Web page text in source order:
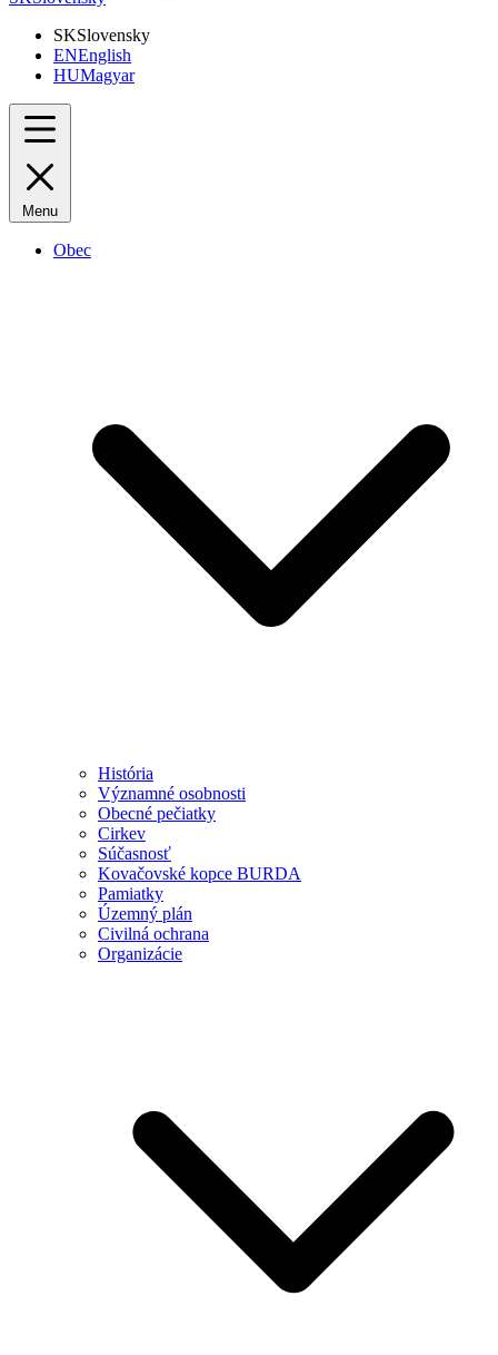
SKSlovensky
ENEnglish
HUMagyar
Menu
Obec
História
Významné osobnosti
Obecné pečiatky
Cirkev
Súčasnosť
Kovačovské kopce BURDA
Pamiatky
Územný plán
Civilná ochrana
Organizácie